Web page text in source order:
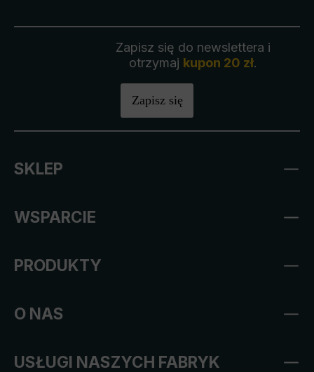
Zapisz się do newslettera i
otrzymaj kupon 20 zł.
Zapisz się
SKLEP
WSPARCIE
PRODUKTY
O NAS
USŁUGI NASZYCH FABRYK